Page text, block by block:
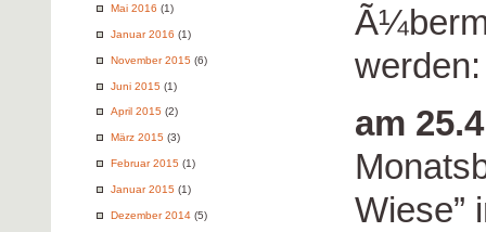
Mai 2016 (1)
Januar 2016 (1)
November 2015 (6)
Juni 2015 (1)
April 2015 (2)
März 2015 (3)
Februar 2015 (1)
Januar 2015 (1)
Dezember 2014 (5)
werden:
am
Wiese”